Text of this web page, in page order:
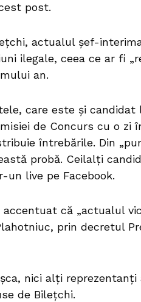
post.
actualul șef-
ilegale, ceea ce ar fi
an.
care este și
de Concurs cu o zi
întrebările. Din
probă. Ceilalți
live pe Facebook.
accentuat că „actualul
prin decretul
nici alți
de Bilețchi.